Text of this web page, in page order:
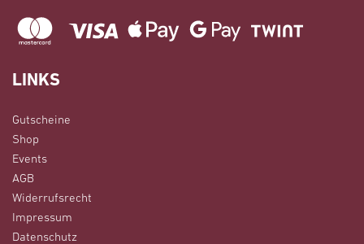
LINKS
Gutscheine
Shop
Events
AGB
Widerrufsrecht
Impressum
Datenschutz